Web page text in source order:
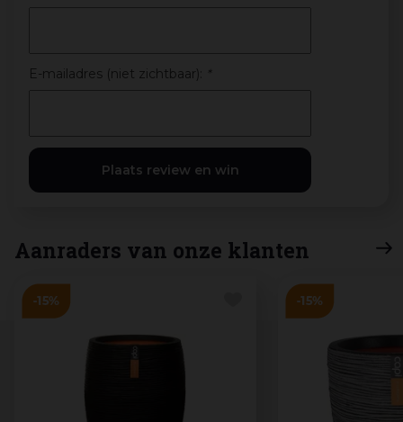
E-mailadres (niet zichtbaar): *
Aanraders van onze klanten